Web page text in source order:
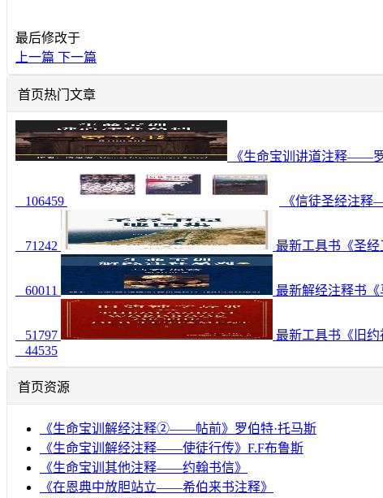
最后修改于
上一篇 下一篇
首页热门文章
《生命宝训讲道注释——
106459 《信徒圣经注释
71242 最新工具书《圣经
60011 最新解经注释书《
51797
最新工具书《旧
44535
首页资源
《生命宝训解经注释②——帖前》罗伯特·托马斯
《生命宝训解经注释——使徒行传》F.F布鲁斯
《生命宝训其他注释——约翰书信》
《在恩典中放胆站立——希伯来书注释》